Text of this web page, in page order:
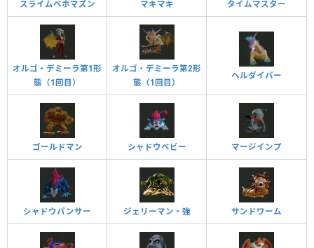
スライムベホマズン マキマキ タイムマスター
オルゴ・デミーラ第1形
態（1回目）
オルゴ・デミーラ第2形
態（1回目）
ヘルダイバー
ゴールドマン シャドウベビー マージインプ
シャドウパンサー ジェリーマン・強 サンドワーム